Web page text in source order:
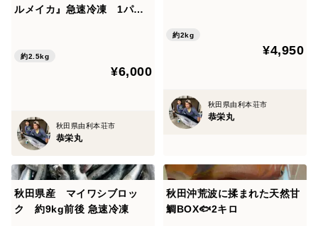
ルメイカ』急速冷凍 1パッ
約2.5kg
¥6,000
秋田県由利本荘市
恭栄丸
約2kg
¥4,950
秋田県由利本荘市
恭栄丸
秋田県産 マイワシブロッ
ク 約9kg前後 急速冷凍
秋田沖荒波に揉まれた天然甘
鯛BOX🐟2キロ